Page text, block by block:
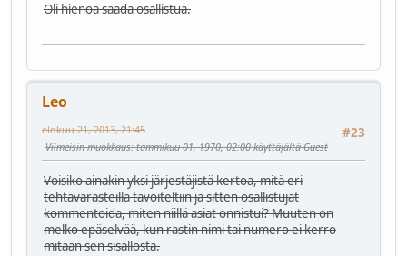
Oli hienoa saada osallistua.
Leo
#23
elokuu 21, 2013, 21:45
Viimeisin muokkaus: tammikuu 01, 1970, 02:00 käyttäjältä Guest
Voisiko ainakin yksi järjestäjistä kertoa, mitä eri
tehtävärasteilla tavoiteltiin ja sitten osallistujat
kommentoida, miten niillä asiat onnistui? Muuten on
melko epäselvää, kun rastin nimi tai numero ei kerro
mitään sen sisällöstä.